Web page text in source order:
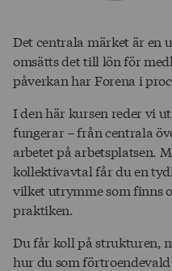
Det centrala märket är en
omsätts det till lön för
påverkan har Forena i
I den här kursen reder vi
fungerar – från centrala
arbetet på arbetsplatsen.
kollektivavtal får du en
vilket utrymme som finns
praktiken.
Du får koll på strukturen,
hur du som